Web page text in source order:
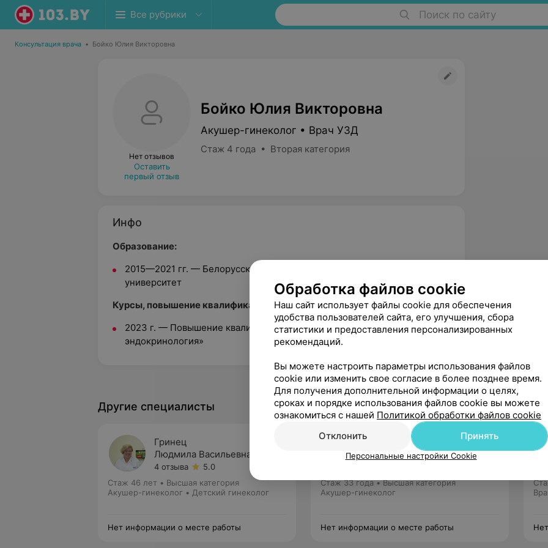
Все рубрики Поиск по сайту
Консультация врача • Бойко Юлия Викторовна
Нет отзывов
Оставить
первый отзыв
Бойко Юлия Викторовна
Акушер-гинеколог • Врач УЗД
Стаж 4 года • Вторая категория
Инфо
Образование:
2015—2021 гг. — Белорусский государственный медицинский
университет
Курсы, повышение квалификации:
2023 г. — Повышение квалификации по программе «Гинекологическая
эндокринология»
Другие специалисты
Гринец
Людмила Васильевна
4 отзыва
5.0
Стаж 46 лет • Высшая категория
Акушер-гинеколог • Детский гинеколог
Нет информации о месте работы
Плотникова
Александра Витальевна
Стаж 33 года•Высшая категория
Акушер-гинеколог
Нет информации о месте работы
Обработка файлов cookie
Наш сайт использует файлы cookie для обеспечения
удобства пользователей сайта, его улучшения, сбора
статистики и предоставления персонализированных
рекомендаций.
Вы можете настроить параметры использования файлов
cookie или изменить свое согласие в более позднее время.
Для получения дополнительной информации о целях,
сроках и порядке использования файлов cookie вы можете
ознакомиться с нашей Политикой обработки файлов cookie
Отклонить
Принять
Персональные настройки Cookie